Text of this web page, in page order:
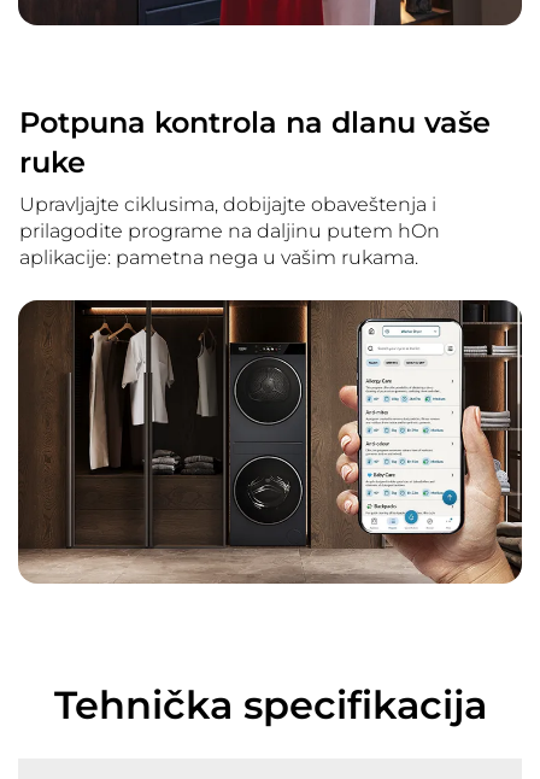
Potpuna kontrola na dlanu vaše
ruke
Upravljajte ciklusima, dobijajte obaveštenja i
prilagodite programe na daljinu putem hOn
aplikacije: pametna nega u vašim rukama.
Tehnička specifikacija